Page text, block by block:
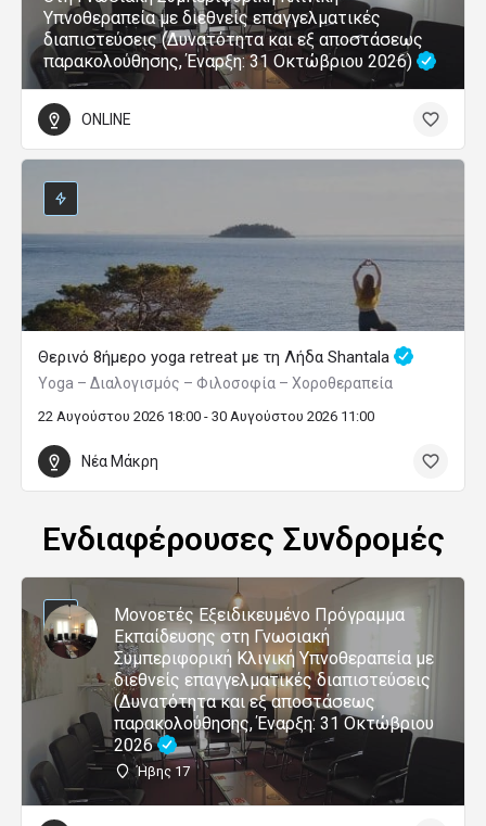
Υπνοθεραπεία με διεθνείς επαγγελματικές
διαπιστεύσεις (Δυνατότητα και εξ αποστάσεως
παρακολούθησης, Έναρξη: 31 Οκτώβριου 2026)
ONLINE
Θερινό 8ήμερο yoga retreat με τη Λήδα Shantala
Yoga – Διαλογισμός – Φιλοσοφία – Χοροθεραπεία
22 Αυγούστου 2026 18:00 - 30 Αυγούστου 2026 11:00
Νέα Μάκρη
Ενδιαφέρουσες Συνδρομές
Μονοετές Εξειδικευμένο Πρόγραμμα
Εκπαίδευσης στη Γνωσιακή
Συμπεριφορική Κλινική Υπνοθεραπεία με
διεθνείς επαγγελματικές διαπιστεύσεις
(Δυνατότητα και εξ αποστάσεως
παρακολούθησης, Έναρξη: 31 Οκτώβριου
2026
Ήβης 17